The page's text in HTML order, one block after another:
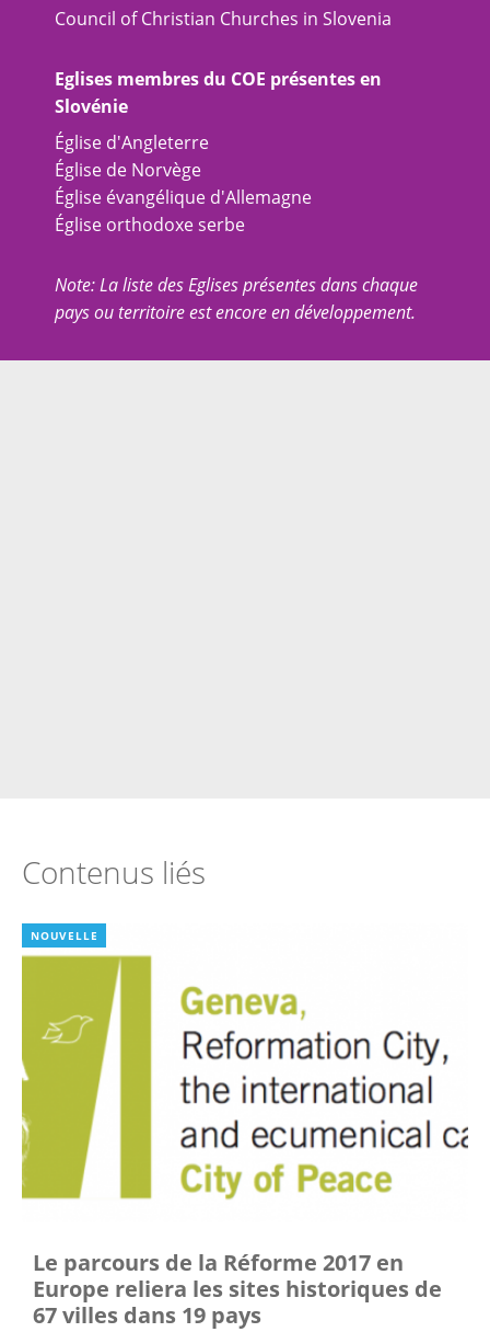
Council of Christian Churches in Slovenia
Eglises membres du COE présentes en
Slovénie
Église d'Angleterre
Église de Norvège
Église évangélique d'Allemagne
Église orthodoxe serbe
Note: La liste des Eglises présentes dans chaque
pays ou territoire est encore en développement.
Contenus liés
NOUVELLE
Le parcours de la Réforme 2017 en
Europe reliera les sites historiques de
67 villes dans 19 pays